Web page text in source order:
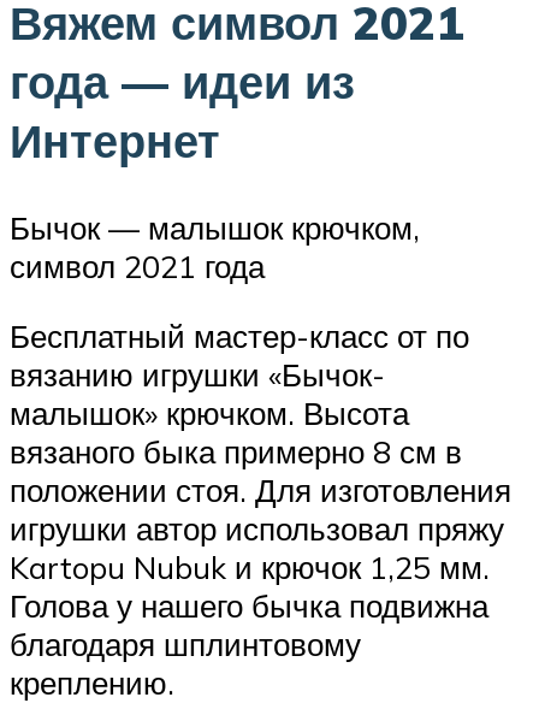
Вяжем символ 2021
года — идеи из
Интернет
Бычок — малышок крючком,
символ 2021 года
Бесплатный мастер-класс от по
вязанию игрушки «Бычок-
малышок» крючком. Высота
вязаного быка примерно 8 см в
положении стоя. Для изготовления
игрушки автор использовал пряжу
Kartopu Nubuk и крючок 1,25 мм.
Голова у нашего бычка подвижна
благодаря шплинтовому
креплению.